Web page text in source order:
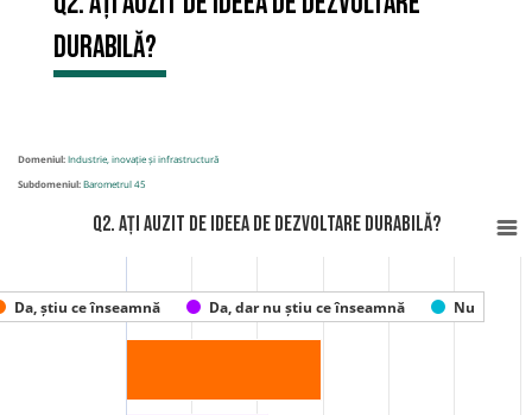
Durabilă?
Domeniul:Industrie, inovație și infrastructură
Subdomeniul:Barometrul 45
Q2. Ați auzit de ideea de Dezvoltare Durabilă?
Da, știu ce înseamnă Da, dar nu știu ce înseamnă Nu